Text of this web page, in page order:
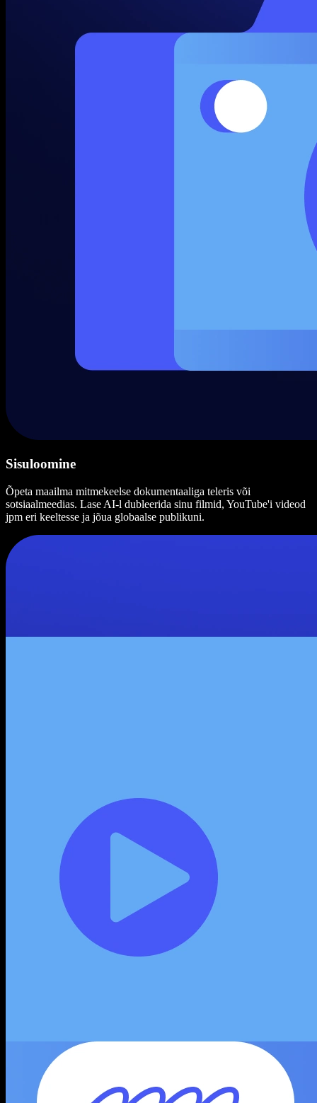
Sisuloomine
Õpeta maailma mitmekeelse dokumentaaliga teleris või
sotsiaalmeedias. Lase AI-l dubleerida sinu filmid, YouTube'i videod
jpm eri keeltesse ja jõua globaalse publikuni.